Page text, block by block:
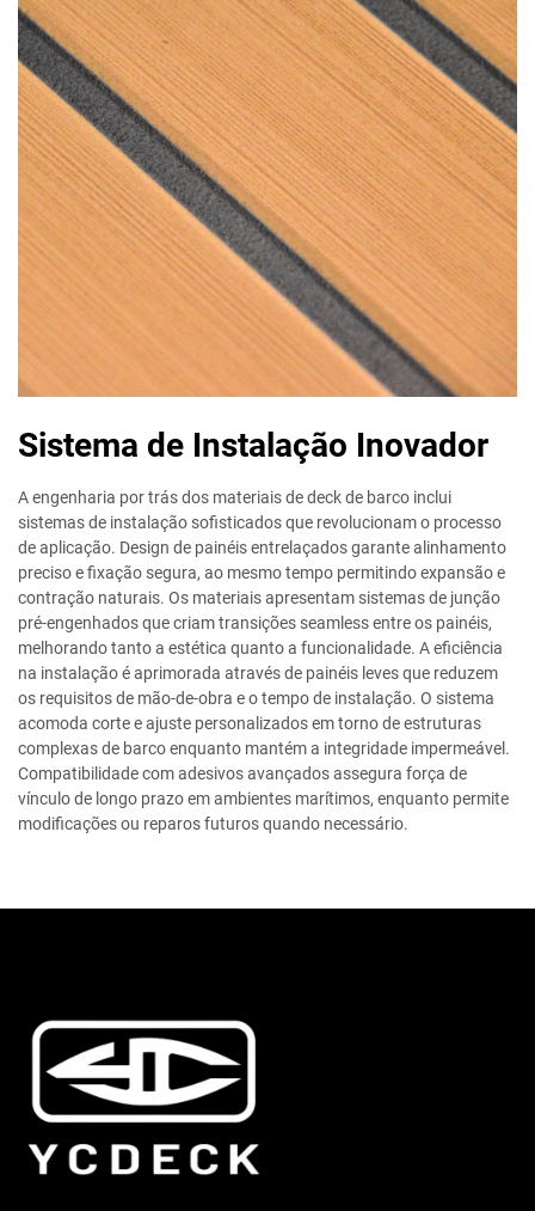
Sistema de Instalação Inovador
A engenharia por trás dos materiais de deck de barco inclui
sistemas de instalação sofisticados que revolucionam o processo
de aplicação. Design de painéis entrelaçados garante alinhamento
preciso e fixação segura, ao mesmo tempo permitindo expansão e
contração naturais. Os materiais apresentam sistemas de junção
pré-engenhados que criam transições seamless entre os painéis,
melhorando tanto a estética quanto a funcionalidade. A eficiência
na instalação é aprimorada através de painéis leves que reduzem
os requisitos de mão-de-obra e o tempo de instalação. O sistema
acomoda corte e ajuste personalizados em torno de estruturas
complexas de barco enquanto mantém a integridade impermeável.
Compatibilidade com adesivos avançados assegura força de
vínculo de longo prazo em ambientes marítimos, enquanto permite
modificações ou reparos futuros quando necessário.